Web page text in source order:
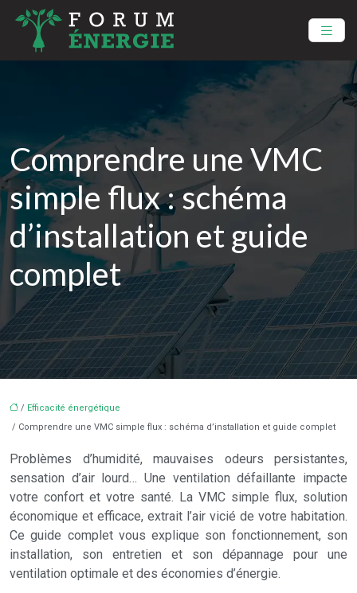
Comprendre une VMC
simple flux : schéma
d’installation et guide
complet
/ Efficacité énergétique
/ Comprendre une VMC simple flux : schéma d’installation et guide complet
Problèmes d’humidité, mauvaises odeurs persistantes,
sensation d’air lourd… Une ventilation défaillante impacte
votre confort et votre santé. La VMC simple flux, solution
économique et efficace, extrait l’air vicié de votre habitation.
Ce guide complet vous explique son fonctionnement, son
installation, son entretien et son dépannage pour une
ventilation optimale et des économies d’énergie.